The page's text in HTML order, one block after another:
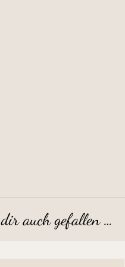
auch gefallen …